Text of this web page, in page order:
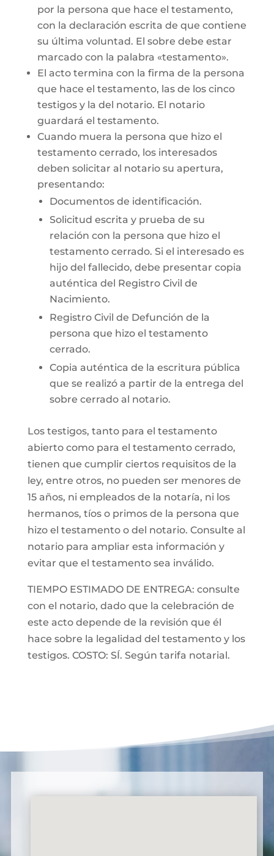
por la persona que hace el testamento,
con la declaración escrita de que contiene
su última voluntad. El sobre debe estar
marcado con la palabra «testamento».
El acto termina con la firma de la persona
que hace el testamento, las de los cinco
testigos y la del notario. El notario
guardará el testamento.
Cuando muera la persona que hizo el
testamento cerrado, los interesados
deben solicitar al notario su apertura,
presentando:
Documentos de identificación.
Solicitud escrita y prueba de su
relación con la persona que hizo el
testamento cerrado. Si el interesado es
hijo del fallecido, debe presentar copia
auténtica del Registro Civil de
Nacimiento.
Registro Civil de Defunción de la
persona que hizo el testamento
cerrado.
Copia auténtica de la escritura pública
que se realizó a partir de la entrega del
sobre cerrado al notario.
Los testigos, tanto para el testamento
abierto como para el testamento cerrado,
tienen que cumplir ciertos requisitos de la
ley, entre otros, no pueden ser menores de
15 años, ni empleados de la notaría, ni los
hermanos, tíos o primos de la persona que
hizo el testamento o del notario. Consulte al
notario para ampliar esta información y
evitar que el testamento sea inválido.
TIEMPO ESTIMADO DE ENTREGA: consulte
con el notario, dado que la celebración de
este acto depende de la revisión que él
hace sobre la legalidad del testamento y los
testigos. COSTO: SÍ. Según tarifa notarial.